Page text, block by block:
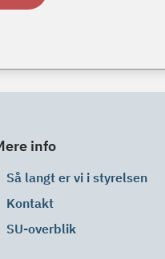
info
Så langt er vi i styrelsen
Kontakt
SU-overblik